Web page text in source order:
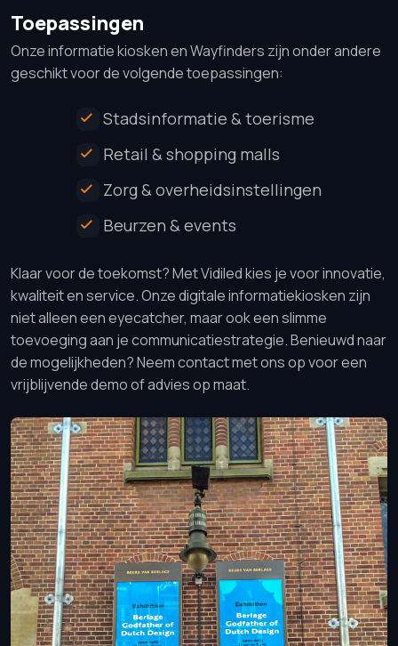
Toepassingen
Onze informatie kiosken en Wayfinders zijn onder andere
geschikt voor de volgende toepassingen:
Stadsinformatie & toerisme
Retail & shopping malls
Zorg & overheidsinstellingen
Beurzen & events
Klaar voor de toekomst? Met Vidiled kies je voor innovatie,
kwaliteit en service. Onze digitale informatiekiosken zijn
niet alleen een eyecatcher, maar ook een slimme
toevoeging aan je communicatiestrategie. Benieuwd naar
de mogelijkheden? Neem contact met ons op voor een
vrijblijvende demo of advies op maat.